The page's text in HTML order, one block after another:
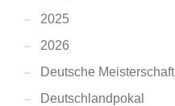
2025
2026
Deutsche Meisterschaft
Deutschlandpokal